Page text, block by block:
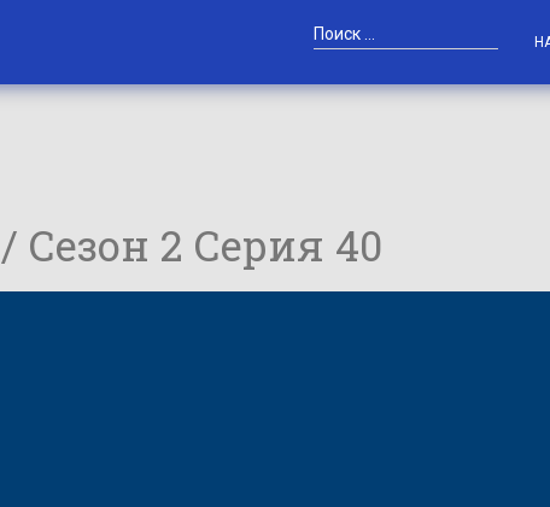
Сезон 2 Серия 40